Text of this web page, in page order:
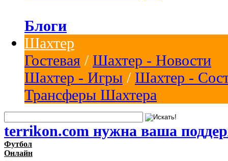
Блоги
Шахтер
Гостевая / Шахтер - Новости
Шахтер - Игры / Шахтер -
Трансферы Шахтера
terrikon.com нужна ваша
Футбол
Онлайн